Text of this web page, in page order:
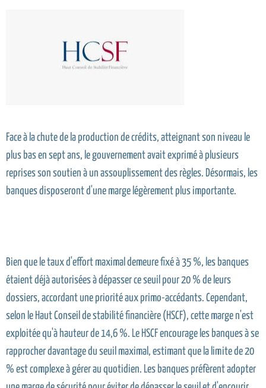
Face à la chute de la production de crédits, atteignant son niveau le
plus bas en sept ans, le gouvernement avait exprimé à plusieurs
reprises son soutien à un assouplissement des règles. Désormais, les
banques disposeront d'une marge légèrement plus importante.
Bien que le taux d'effort maximal demeure fixé à 35 %, les banques
étaient déjà autorisées à dépasser ce seuil pour 20 % de leurs
dossiers, accordant une priorité aux primo-accédants. Cependant,
selon le Haut Conseil de stabilité financière (HSCF), cette marge n'est
exploitée qu'à hauteur de 14,6 %. Le HSCF encourage les banques à se
rapprocher davantage du seuil maximal, estimant que la limite de 20
% est complexe à gérer au quotidien. Les banques préfèrent adopter